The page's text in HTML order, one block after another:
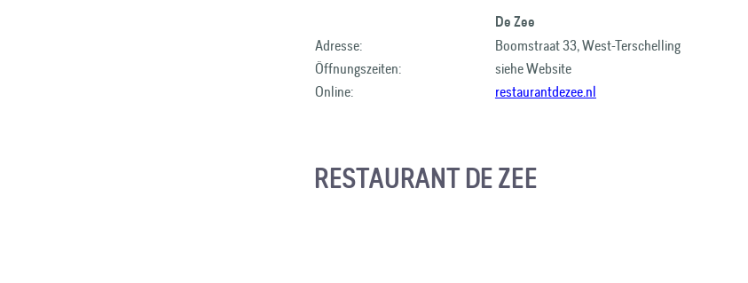
De Zee
Adresse:
Boomstraat 33, West-Terschelling
Öffnungszeiten:
siehe Website
Online:
restaurantdezee.nl
RESTAURANT DE ZEE